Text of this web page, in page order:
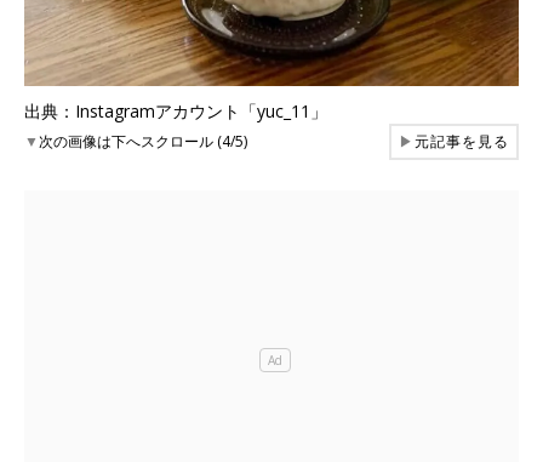
出典：Instagramアカウント「yuc_11」
▼次の画像は下へスクロール (4/5) ▶元記事を見る